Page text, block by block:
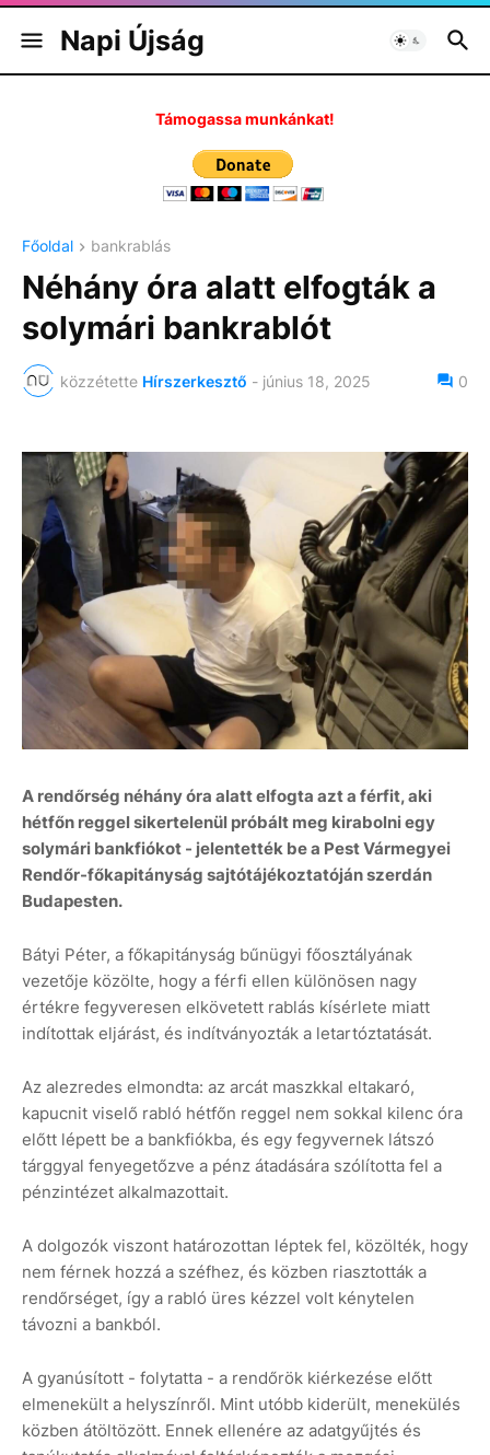
Napi Újság
Támogassa munkánkat!
Főoldal bankrablás
Néhány óra alatt elfogták a
solymári bankrablót
közzétette Hírszerkesztő - június 18, 2025 0
A rendőrség néhány óra alatt elfogta azt a férfit, aki
hétfőn reggel sikertelenül próbált meg kirabolni egy
solymári bankfiókot - jelentették be a Pest Vármegyei
Rendőr-főkapitányság sajtótájékoztatóján szerdán
Budapesten.
Bátyi Péter, a főkapitányság bűnügyi főosztályának
vezetője közölte, hogy a férfi ellen különösen nagy
értékre fegyveresen elkövetett rablás kísérlete miatt
indítottak eljárást, és indítványozták a letartóztatását.
Az alezredes elmondta: az arcát maszkkal eltakaró,
kapucnit viselő rabló hétfőn reggel nem sokkal kilenc óra
előtt lépett be a bankfiókba, és egy fegyvernek látszó
tárggyal fenyegetőzve a pénz átadására szólította fel a
pénzintézet alkalmazottait.
A dolgozók viszont határozottan léptek fel, közölték, hogy
nem férnek hozzá a széfhez, és közben riasztották a
rendőrséget, így a rabló üres kézzel volt kénytelen
távozni a bankból.
A gyanúsított - folytatta - a rendőrök kiérkezése előtt
elmenekült a helyszínről. Mint utóbb kiderült, menekülés
közben átöltözött. Ennek ellenére az adatgyűjtés és